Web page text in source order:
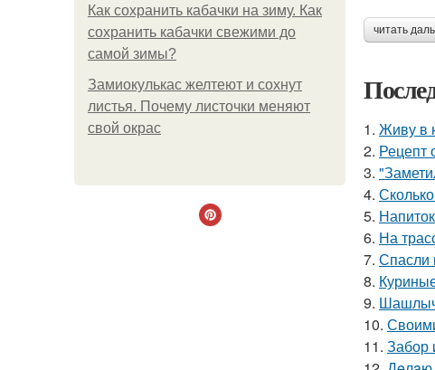
Как сохранить кабачки на зиму. Как
сохранить кабачки свежими до
самой зимы?
Замиокулькас желтеют и сохнут
листья. Почему листочки меняют
свой окрас
читать
1. Живу в
2. Рецепт
3.
4.
5.
6. На
7. Спасли
8.
9.
10.
11. Забор